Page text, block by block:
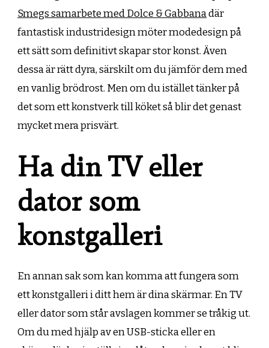
Smegs samarbete med Dolce & Gabbanadär
fantastisk industridesign möter modedesign på
ett sätt som definitivt skapar stor konst. Även
dessa är rätt dyra, särskilt om du jämför dem med
en vanlig brödrost. Men om du istället tänker på
det som ett konstverk till köket så blir det genast
mycket mera prisvärt.
Ha din TV eller
dator som
konstgalleri
En annan sak som kan komma att fungera som
ett konstgalleri i ditt hem är dina skärmar. En TV
eller dator som står avslagen kommer se tråkig ut.
Om du med hjälp av en USB-sticka eller en